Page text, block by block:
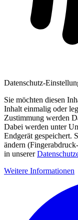
Datenschutz-
Sie möchten diesen
Inhalt einmalig oder
Zustimmung werden
Dabei werden unter
Endgerät gespeichert.
ändern
in unserer
Weitere Informationen